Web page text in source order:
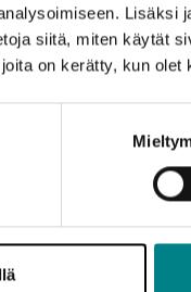
Lisäksi
siitä, miten käytät
on kerätty, kun olet
ja varaa
ruumiin ravinnon